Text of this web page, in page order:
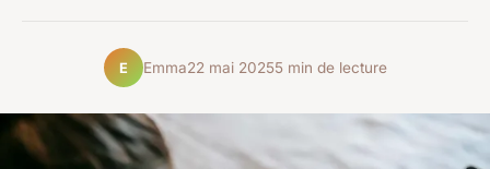
E Emma22 mai 20255 min de lecture